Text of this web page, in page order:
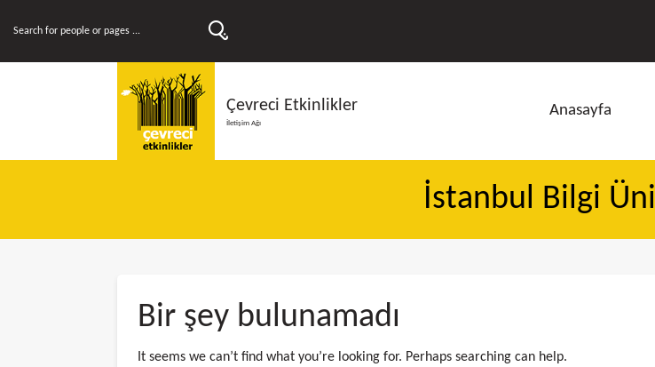
Çevreci Etkinlikler
İletişim Ağı
Anasayfa
İstanbul Bilgi
Bir şey bulunamadı
It seems we can’t find what you’re looking for. Perhaps searching can help.